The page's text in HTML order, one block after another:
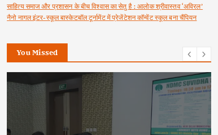
साहित्य समाज और प्रशासन के बीच विश्वास का सेतु है : आलोक श्रीवास्तव ‘अविरल’
नैनो नागल इंटर-स्कूल बास्केटबॉल टूर्नामेंट में प्रेजेंटेशन कॉन्वेंट स्कूल बना चैंपियन
You Missed